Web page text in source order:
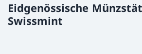
Eidgenössische
Swissmint